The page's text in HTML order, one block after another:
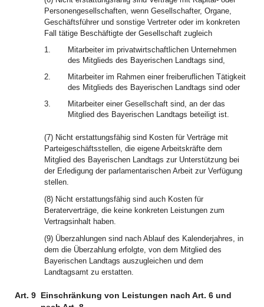
Personengesellschaften, wenn Gesellschafter, Organe,
Geschäftsführer und sonstige Vertreter oder im konkreten
Fall tätige Beschäftigte der Gesellschaft zugleich
1.
Mitarbeiter im privatwirtschaftlichen Unternehmen
des Mitglieds des Bayerischen Landtags sind,
2.
Mitarbeiter im Rahmen einer freiberuflichen Tätigkeit
des Mitglieds des Bayerischen Landtags sind oder
3.
Mitarbeiter einer Gesellschaft sind, an der das
Mitglied des Bayerischen Landtags beteiligt ist.
(7) Nicht erstattungsfähig sind Kosten für Verträge mit
Parteigeschäftsstellen, die eigene Arbeitskräfte dem
Mitglied des Bayerischen Landtags zur Unterstützung bei
der Erledigung der parlamentarischen Arbeit zur Verfügung
stellen.
(8) Nicht erstattungsfähig sind auch Kosten für
Beraterverträge, die keine konkreten Leistungen zum
Vertragsinhalt haben.
(9) Überzahlungen sind nach Ablauf des Kalenderjahres, in
dem die Überzahlung erfolgte, von dem Mitglied des
Bayerischen Landtags auszugleichen und dem
Landtagsamt zu erstatten.
Art. 9 Einschränkung von Leistungen nach Art. 6 und